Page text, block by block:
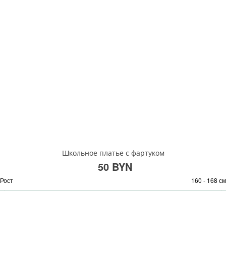
Школьное платье с фартуком
50 BYN
Рост 160 - 168 см